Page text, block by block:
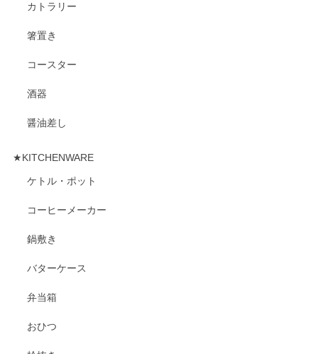
カトラリー
箸置き
コースター
酒器
醤油差し
★KITCHENWARE
ケトル・ポット
コーヒーメーカー
鍋敷き
バターケース
弁当箱
おひつ